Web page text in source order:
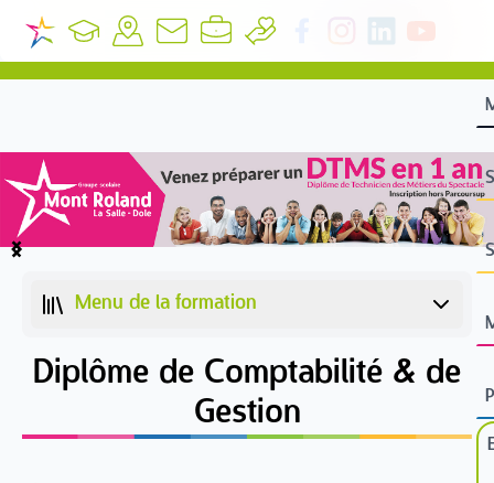
Item
Menu de la formation
Diplôme de Comptabilité & de
Gestion